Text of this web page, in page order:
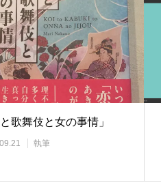
今月の歌舞伎
と歌舞伎と女の事情」
執筆